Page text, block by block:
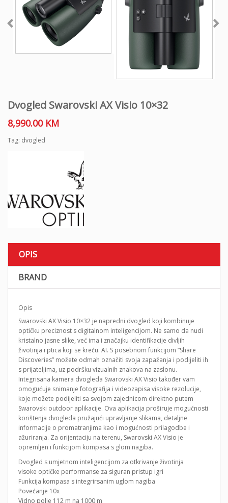
Dvogled Swarovski AX Visio 10×32
8,990.00 KM
Tag: dvogled
OPIS
BRAND
Opis
Swarovski AX Visio 10×32 je napredni dvogled koji kombinuje
optičku preciznost s digitalnom inteligencijom. Ne samo da nudi
kristalno jasne slike, već ima i značajku identifikacije divljih
životinja i ptica koji se kreću. AI. S posebnom funkcijom “Share
Discoveries” možete odmah označiti svoja zapažanja i podijeliti ih
s prijateljima, uz podršku vizualnih znakova na zaslonu.
Integrisana kamera dvogleda Swarovski AX Visio također vam
omogućuje snimanje fotografija i videozapisa visoke rezolucije,
koje možete podijeliti sa svojom zajednicom direktno putem
Swarovski outdoor aplikacije. Ova aplikacija proširuje mogućnosti
korištenja dvogleda pružajući upravljanje slikama, detaljne
informacije o promatranjima kao i mogućnosti prilagodbe i
ažuriranja. Za orijentaciju na terenu, Swarovski AX Visio je
opremljen i funkcijom kompasa s glom nagiba.
Dvogled s umjetnom inteligencijom za otkrivanje životinja
visoke optičke performanse za siguran pristup igri
Funkcija kompasa s integrirsanim uglom nagiba
Povećanje 10x
Vidno polje 112 m na 1000 m